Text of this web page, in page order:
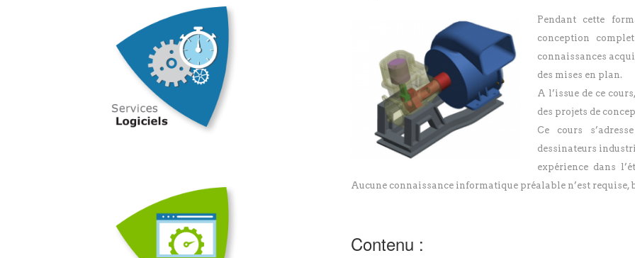
Pendant cette
conception
connaissances
des mises en plan.
A l’issue de ce
des projets de
Ce cours
dessinateurs
expérience dans
Aucune connaissance informatique préalable n’est requise,
Contenu :